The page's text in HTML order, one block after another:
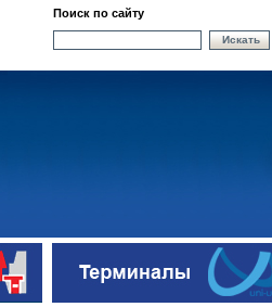
Поиск по сайту
Искать